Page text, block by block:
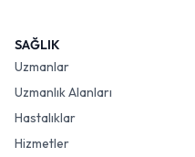
SAĞLIK
Uzmanlar
Uzmanlık Alanları
Hastalıklar
Hizmetler